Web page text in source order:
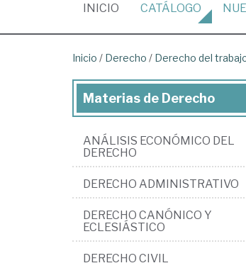
INICIO (CURRENT)
CATÁLOGO
Inicio / Derecho / Derecho del
Materias de Derecho
ANÁLISIS ECONÓMICO DEL
DERECHO
DERECHO ADMINISTRATIVO
DERECHO CANÓNICO Y
ECLESIÁSTICO
DERECHO CIVIL